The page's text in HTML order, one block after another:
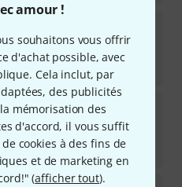
amour !
souhaitons vous offrir
d'achat possible, avec
Cela inclut, par
des publicités
mémorisation des
d'accord, il vous suffit
cookies à des fins de
et de marketing en
(afficher tout).
Antonio Carlos Jobim